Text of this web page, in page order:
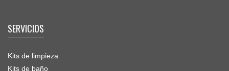
SERVICIOS
Kits de limpieza
Kits de baño